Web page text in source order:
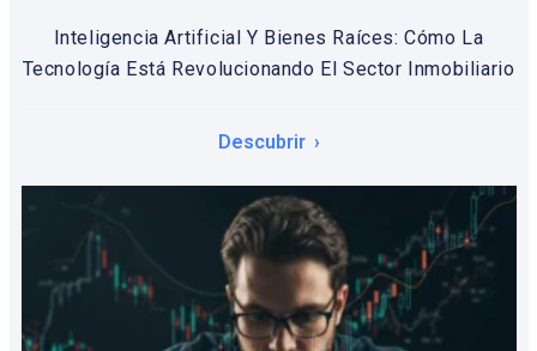
Inteligencia Artificial Y Bienes Raíces: Cómo La
Tecnología Está Revolucionando El Sector Inmobiliario
Descubrir